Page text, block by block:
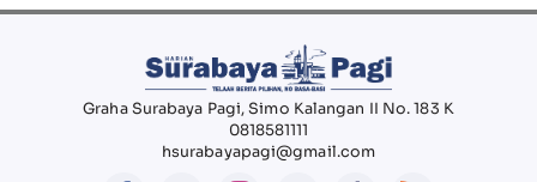
Graha Surabaya Pagi, Simo Kalangan II No. 183 K
0818581111
hsurabayapagi@gmail.com